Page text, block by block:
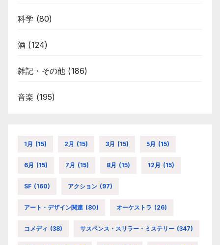
科学 (80)
酒 (124)
雑記・その他 (186)
音楽 (195)
1月 (15) 2月 (15) 3月 (15) 5月 (15)
6月 (15) 7月 (15) 8月 (15) 12月 (15)
SF (160) アクション (97)
アート・デザイン関連 (80) オーケストラ (26)
コメディ (38) サスペンス・スリラー・ミステリー (347)